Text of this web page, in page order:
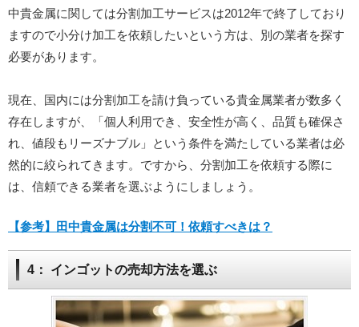
中貴金属に関しては分割加工サービスは2012年で終了しており
ますので小分け加工を依頼したいという方は、別の業者を探す
必要があります。
現在、国内には分割加工を請け負っている貴金属業者が数多く
存在しますが、「個人利用でき、安全性が高く、品質も確保さ
れ、値段もリーズナブル」という条件を満たしている業者は必
然的に絞られてきます。ですから、分割加工を依頼する際に
は、信頼できる業者を選ぶようにしましょう。
【参考】田中貴金属は分割不可！依頼すべきは？
4： インゴットの売却方法を選ぶ